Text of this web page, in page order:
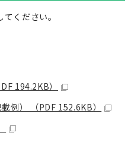
ください。
194.2KB）
例） （PDF 152.6KB）